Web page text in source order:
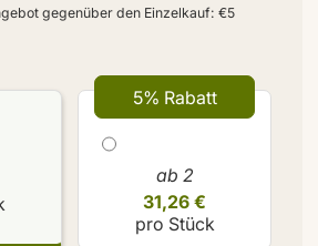
gegenüber den Einzelkauf: €5
5% Rabatt
ab 2
31,26 €
pro Stück